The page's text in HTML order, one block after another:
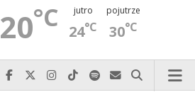
20°C jutro
24°C
pojutrze
30°C
Najlepiej po prostu do nas zadzwoń
Odwiedź nas na Facebook-u
Odwiedź nas na X
Odwiedź nas na Instagram-ie
Odwiedź nas na TikTok-u
Szukaj nas na Spotify
Wyślij do nas
Szukaj